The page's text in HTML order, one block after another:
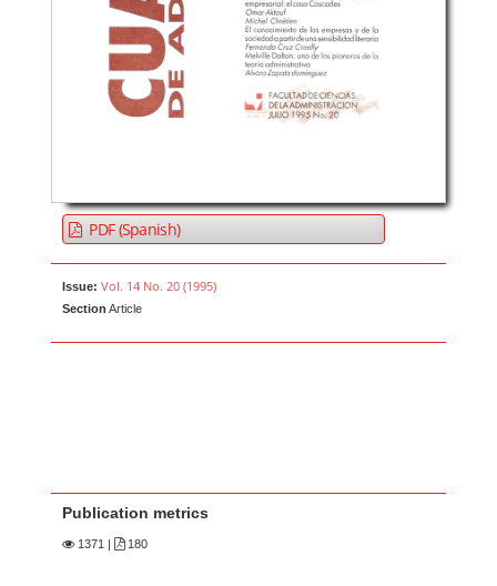
PDF (Spanish)
Issue: Vol. 14 No. 20 (1995)
Section Article
Publication metrics
1371 | 180